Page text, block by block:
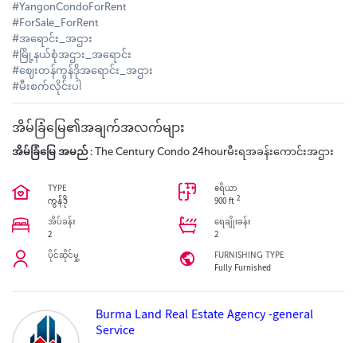
#YangonCondoForRent
#ForSale_ForRent
#အရောင်း_အဌား
#မြို့နယ်စုံအဌား_အရောင်း
#ဈေးတန်ကွန်ဒိုအရောင်း_အဌား
#မီးစက်လိုင်းပါ
အိမ်ခြံမြေ၏အချက်အလက်များ
အိမ်ခြံမြေ အမည် : The Century Condo 24hourမီးရအခန်းကောင်းအဌား
TYPE
ကွန်ဒို
ဧရိယာ
900 ft2
အိပ်ခန်း
2
ရေချိုးခန်း
2
ပိုင်ဆိုင်မှု့ FURNISHING TYPE
Fully Furnished
Burma Land Real Estate Agency -general
Service